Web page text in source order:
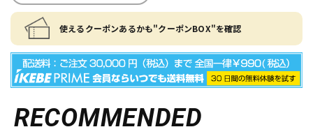
使えるクーポンあるかも"クーポンBOX"を確認
RECOMMENDED